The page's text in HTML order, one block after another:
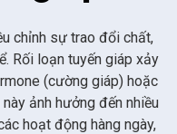
chỉnh sự trao đổi chất,
Rối loạn tuyến giáp xảy
(cường giáp) hoặc
ảnh hưởng đến nhiều
hoạt động hàng ngày,